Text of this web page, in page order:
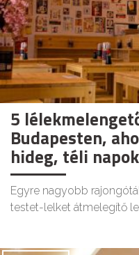
5
Budapesten,
hideg, téli
Egyre nagyobb
testet-lelket átmelegítő